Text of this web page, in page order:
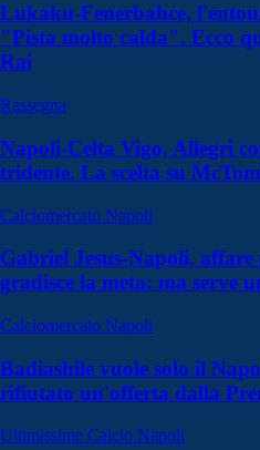
Lukaku-Fenerbahce,
"Pista molto calda". Ecco
Rai
Rassegna
Napoli-Celta Vigo, Allegri
tridente. La scelta su
Calciomercato Napoli
Gabriel Jesus-Napoli,
gradisce la meta: ma serve
Calciomercato Napoli
Badiashile vuole solo il
rifiutato un'offerta dalla
Ultimissime Calcio Napoli